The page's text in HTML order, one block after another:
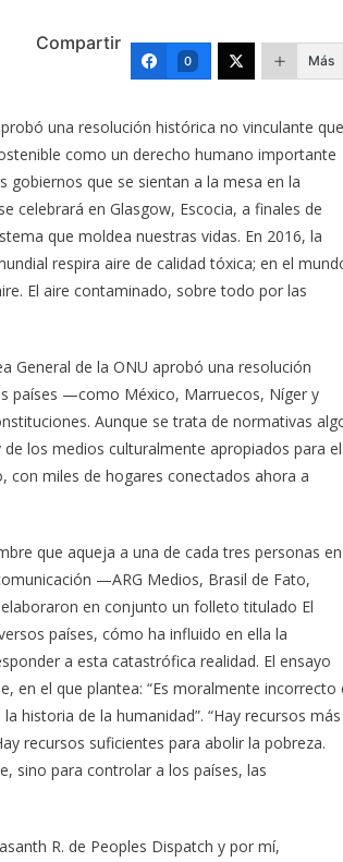
Compartir
0 Más
una resolución histórica no vinculante que
como un derecho humano importante
gobiernos que se sientan a la mesa en la
celebrará en Glasgow, Escocia, a finales de
que moldea nuestras vidas. En 2016, la
respira aire de calidad tóxica; en el
El aire contaminado, sobre todo por las
General de la ONU aprobó una resolución
países —como México, Marruecos, Níger y
Aunque se trata de normativas
los medios culturalmente apropiados para el
miles de hogares conectados ahora a
que aqueja a una de cada tres personas en
—ARG Medios, Brasil de Fato,
en conjunto un folleto titulado El
países, cómo ha influido en ella la
a esta catastrófica realidad. El ensayo
en el que plantea: “Es moralmente incorrecto
historia de la humanidad”. “Hay recursos más
recursos suficientes para abolir la pobreza.
sino para controlar a los países, las
R. de Peoples Dispatch y por mí,